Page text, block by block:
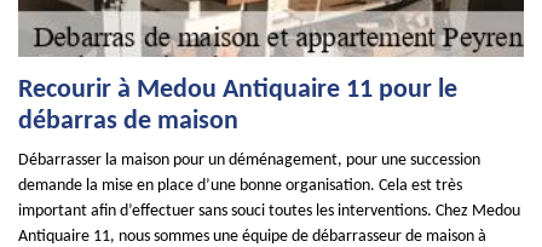
Recourir à Medou Antiquaire 11 pour le
débarras de maison
Débarrasser la maison pour un déménagement, pour une succession
demande la mise en place d’une bonne organisation. Cela est très
important afin d’effectuer sans souci toutes les interventions. Chez Medou
Antiquaire 11, nous sommes une équipe de débarrasseur de maison à